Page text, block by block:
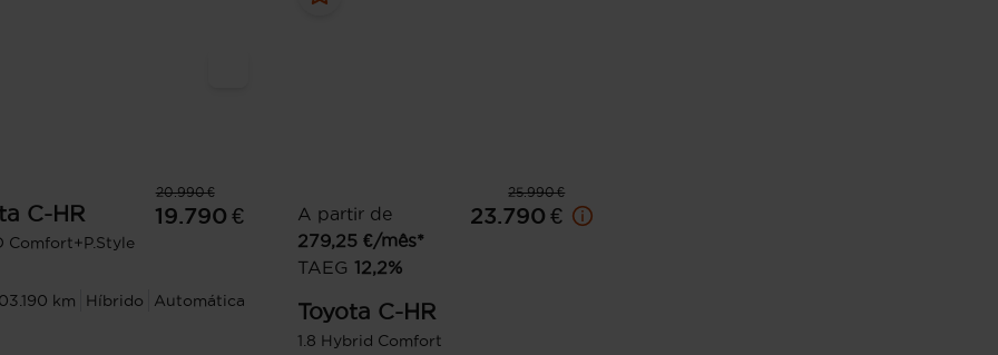
20.990 €
C-HR
Comfort+P.Style
19.790 €
km Híbrido Automática
25.990 €
A partir de
279,25 €/mês*
TAEG 12,2%
23.790 €
Toyota C-HR
1.8 Hybrid Comfort